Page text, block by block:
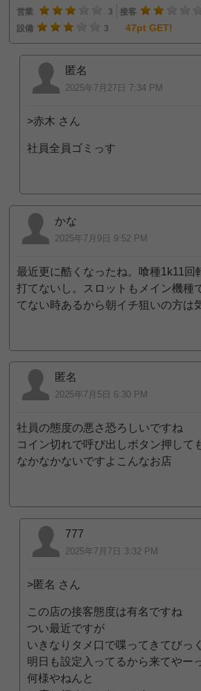
営業 3 接客
設備
3 47pt GET!
匿名
2025年7月27日 7:34 PM
>赤木 さん
社員全員ゴミっす
かな
2025年7月9日 9:52 PM
最近更に酷くなったね。喰種1k11回
打てないし。スロットもメイン機種
てない時あるから朝イチ狙いの方は
匿名
2025年7月5日 6:30 PM
社員の態度の悪さ恐ろしいですね
コイン切れで呼び出しボタン押して
なかなかないですよこんなお店
777
2025年7月7日 3:32 PM
>匿名 さん
この店の接客態度は有名ですね
つい最近ですが
いきなりタメ口で喋ってきてびっ
明日も設定入ってるから来てやー
何様やねんと